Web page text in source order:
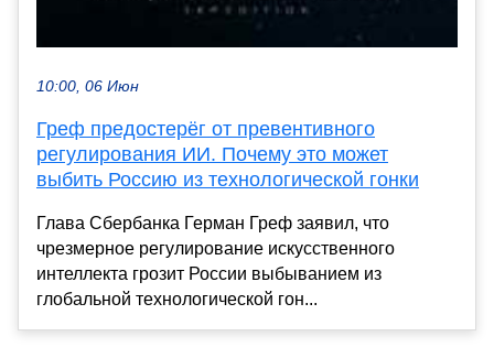
10:00, 06 Июн
Греф предостерёг от превентивного
регулирования ИИ. Почему это может
выбить Россию из технологической гонки
Глава Сбербанка Герман Греф заявил, что
чрезмерное регулирование искусственного
интеллекта грозит России выбыванием из
глобальной технологической гон...